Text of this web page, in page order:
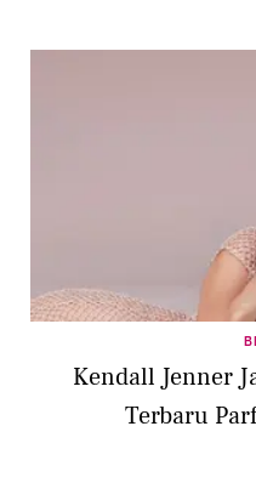
Kendall Jenner
Terbaru